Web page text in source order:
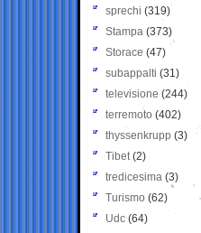
sprechi (319)
Stampa (373)
Storace (47)
subappalti (31)
televisione(244)
terremoto (402)
thyssenkrupp (3)
Tibet(2)
tredicesima (3)
Turismo (62)
Udc (64)